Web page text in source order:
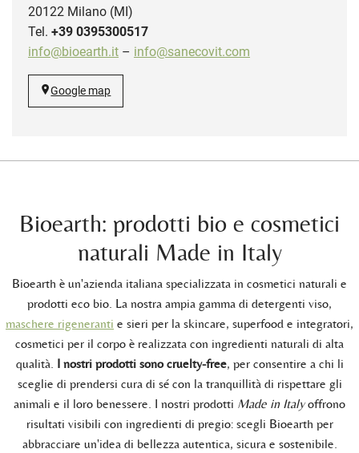
20122 Milano (MI)
Tel. +39 0395300517
info@bioearth.it – info@sanecovit.com
Google map
Bioearth: prodotti bio e cosmetici
naturali Made in Italy
Bioearth è un'azienda italiana specializzata in cosmetici naturali e
prodotti eco bio. La nostra ampia gamma di detergenti viso,
maschere rigeneranti e sieri per la skincare, superfood e integratori,
cosmetici per il corpo è realizzata con ingredienti naturali di alta
qualità. I nostri prodotti sono cruelty-free, per consentire a chi li
sceglie di prendersi cura di sé con la tranquillità di rispettare gli
animali e il loro benessere. I nostri prodotti Made in Italyoffrono
risultati visibili con ingredienti di pregio: scegli Bioearth per
abbracciare un'idea di bellezza autentica, sicura e sostenibile.